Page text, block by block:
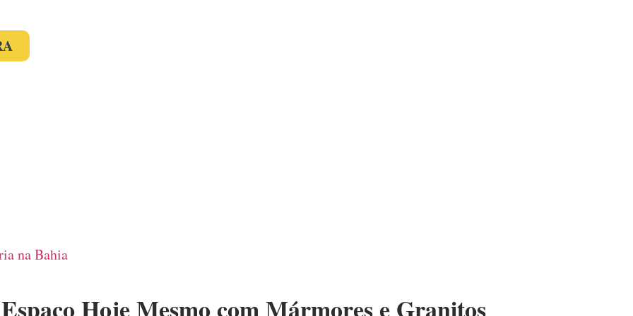
na Bahia
Hoje Mesmo com Mármores e Granitos